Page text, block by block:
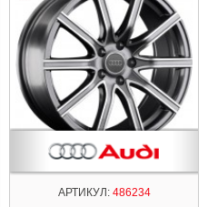
АРТИКУЛ:486234